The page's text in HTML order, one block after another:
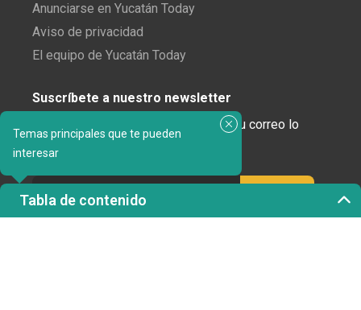
Temas principales que te pueden
interesar
Tabla de contenido
Anunciarse en Yucatán Today
Aviso de privacidad
El equipo de Yucatán Today
Suscríbete a nuestro newsletter
¿Enamorado de Yucatán? Recibe en tu correo lo
mejor de Yucatán Today.